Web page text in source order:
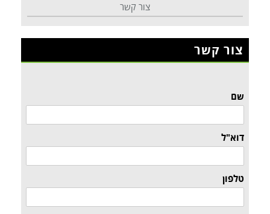
צור קשר
צור קשר
שם
דוא"ל
טלפון